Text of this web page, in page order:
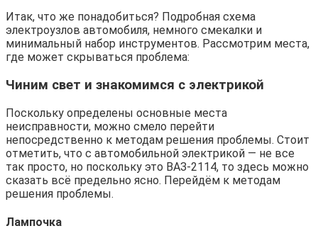
Итак, что же понадобиться? Подробная схема
электроузлов автомобиля, немного смекалки и
минимальный набор инструментов. Рассмотрим места,
где может скрываться проблема:
Чиним свет и знакомимся с электрикой
Поскольку определены основные места
неисправности, можно смело перейти
непосредственно к методам решения проблемы. Стоит
отметить, что с автомобильной электрикой — не все
так просто, но поскольку это ВАЗ-2114, то здесь можно
сказать всё предельно ясно. Перейдём к методам
решения проблемы.
Лампочка